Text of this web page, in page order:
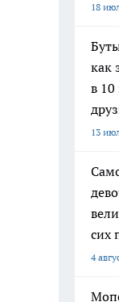
18
как
в 10
13
сих
4